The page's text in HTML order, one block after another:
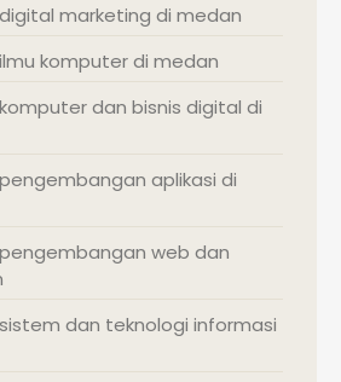
marketing di medan
komputer di medan
dan bisnis digital di
aplikasi di
web dan
dan teknologi informasi